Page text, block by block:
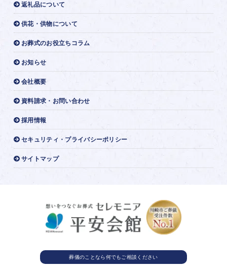
返礼品について
供花・供物について
お葬式のお役立ちコラム
お知らせ
会社概要
資料請求・お問い合わせ
採用情報
セキュリティ・プライバシーポリシー
サイトマップ
葬儀のことなら何でもご相談ください